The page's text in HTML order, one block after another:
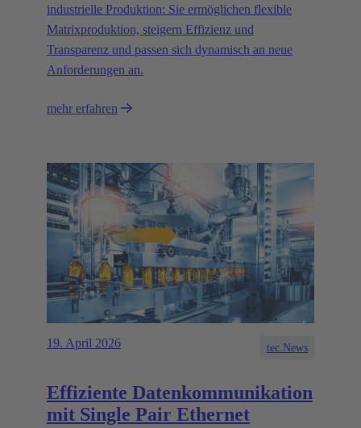
industrielle Produktion: Sie ermöglichen flexible
Matrixproduktion, steigern Effizienz und
Transparenz und passen sich dynamisch an neue
Anforderungen an.
mehr erfahren
19. April 2026 tec.News
Effiziente Datenkommunikation
mit Single Pair Ethernet